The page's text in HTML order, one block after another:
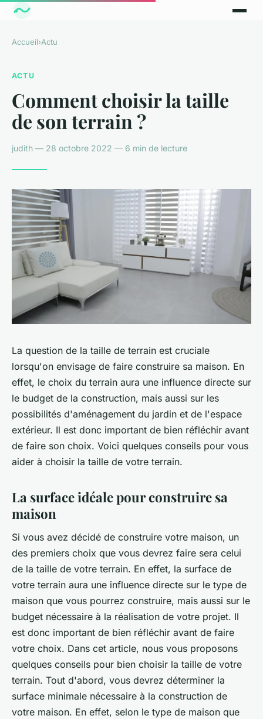
Accueil›Actu
ACTU
Comment choisir la taille
de son terrain ?
judith — 28 octobre 2022 — 6 min de lecture
La question de la taille de terrain est cruciale
lorsqu'on envisage de faire construire sa maison. En
effet, le choix du terrain aura une influence directe sur
le budget de la construction, mais aussi sur les
possibilités d'aménagement du jardin et de l'espace
extérieur. Il est donc important de bien réfléchir avant
de faire son choix. Voici quelques conseils pour vous
aider à choisir la taille de votre terrain.
La surface idéale pour construire sa
maison
Si vous avez décidé de construire votre maison, un
des premiers choix que vous devrez faire sera celui
de la taille de votre terrain. En effet, la surface de
votre terrain aura une influence directe sur le type de
maison que vous pourrez construire, mais aussi sur le
budget nécessaire à la réalisation de votre projet. Il
est donc important de bien réfléchir avant de faire
votre choix. Dans cet article, nous vous proposons
quelques conseils pour bien choisir la taille de votre
terrain. Tout d'abord, vous devrez déterminer la
surface minimale nécessaire à la construction de
votre maison. En effet, selon le type de maison que